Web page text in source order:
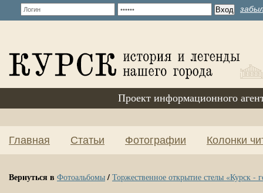
Проект информационного
Главная Статьи Фотографии Колонки
Вернуться в Фотоальбомы/ Торжественное открытие стелы «Курск -